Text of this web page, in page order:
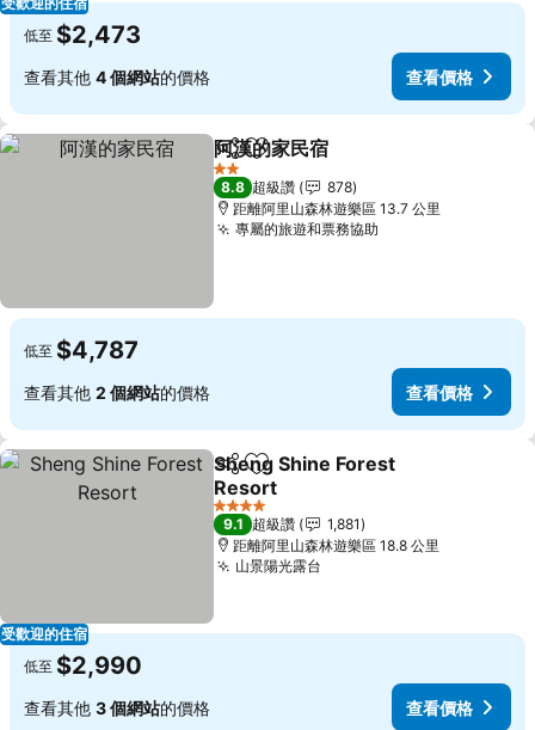
低至 $2,473
查看其他 4 個網站的價格 查看價格
分享 加入我的最愛
阿漢的家民宿
2 星級
8.8 超級讚
878
距離阿里山森林遊樂區 13.7 公里
專屬的旅遊和票務協助
低至 $4,787
查看其他 2 個網站的價格 查看價格
受歡迎的住宿
分享 加入我的最愛
Sheng Shine Forest
Resort
查看價格
4 星級
9.1 超級讚
1,881
距離阿里山森林遊樂區 18.8 公里
山景陽光露台
低至 $2,990
查看其他 3 個網站的價格 查看價格